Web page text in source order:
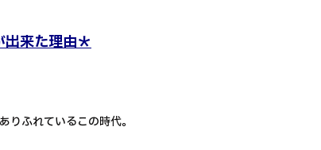
出来た理由＊
りふれているこの時代。